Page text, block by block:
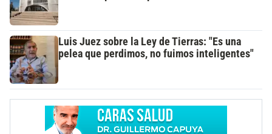
Luis Juez sobre la Ley de Tierras: "Es una
pelea que perdimos, no fuimos inteligentes"